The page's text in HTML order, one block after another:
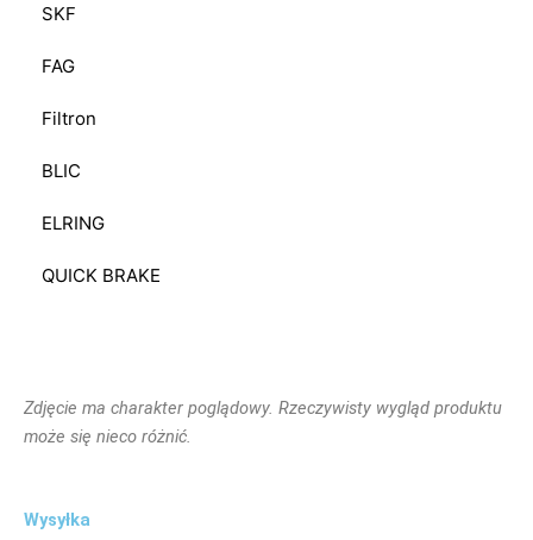
SKF
FAG
Filtron
BLIC
ELRING
QUICK BRAKE
Zdjęcie ma charakter poglądowy. Rzeczywisty wygląd produktu
może się nieco różnić.
Wysyłka